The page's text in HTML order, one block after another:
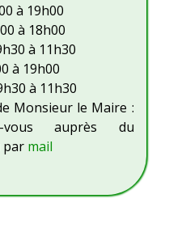
à 19h00
à 18h00
à 11h30
à 19h00
à 11h30
Monsieur le Maire :
vous auprès du
par mail